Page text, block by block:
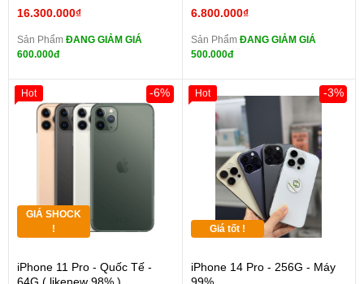
16.300.000₫
Sản Phẩm ĐANG GIẢM GIÁ
600.000đ
6.800.000₫
Sản Phẩm ĐANG GIẢM GIÁ
500.000đ
GIÁ SHOCK
!
iPhone 11 Pro - Quốc Tế -
-6%
Hot
Giá tốt !
iPhone 14 Pro - 256G - Máy
-3%
Hot